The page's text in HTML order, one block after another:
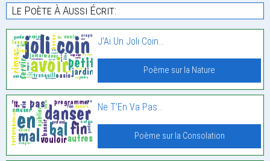
Le Poète À Aussi Écrit:
J’Ai Un Joli Coin…
Poème sur la Nature
Ne T’En Va Pas…
Poème sur la Consolation